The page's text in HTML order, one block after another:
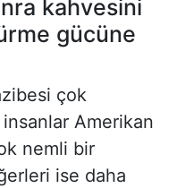
kahvesini
gücüne
çok
Amerikan
nemli bir
ise daha